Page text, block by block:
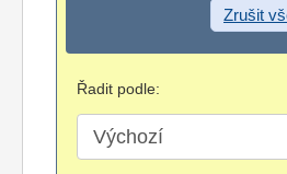
Zrušit
Řadit podle: